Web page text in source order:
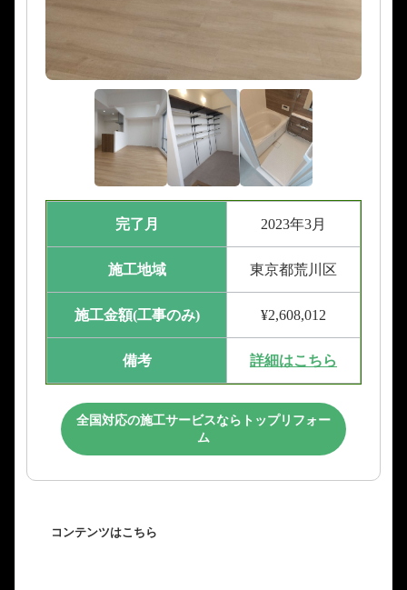
完了月 2023年3月
施工地域 東京都荒川区
施工金額(工事のみ) ¥2,608,012
備考 詳細はこちら
全国対応の施工サービスならトップリフォー
ム
コンテンツはこちら